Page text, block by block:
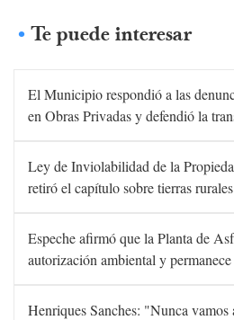
Te puede interesar
El Municipio respondió a las
en Obras Privadas y defendió la
Ley de Inviolabilidad de la
retiró el capítulo sobre tierras rurales
Espeche afirmó que la Planta de
autorización ambiental y permanece
Henriques Sanches: "Nunca vamos